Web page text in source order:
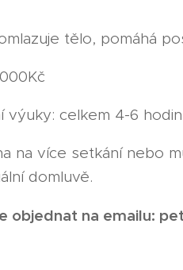
tělo, pomáhá
výuky: celkem 4-6
na více setkání nebo
domluvě.
objednat na emailu: